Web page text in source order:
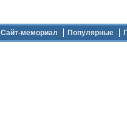
Сайт-мемориал Популярные